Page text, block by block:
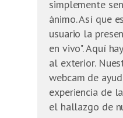
simplemente
ánimo. Así que
usuario la
en vivo". Aquí
al exterior.
webcam de
experiencia de
el hallazgo de